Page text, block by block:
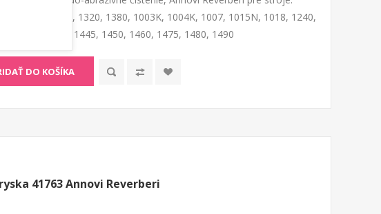
7870, 8880, 1320, 1380, 1003K, 1004K, 1007, 1015N, 1018, 1240,
1435, 1440, 1445, 1450, 1460, 1475, 1480, 1490
DO KOŠÍKA
41763 Annovi Reverberi